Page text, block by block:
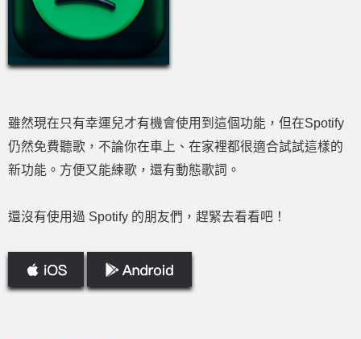
雖然現在只有幸運兒才有機會使用到這個功能，但在Spotify
仍然免費聽歌，不論你在車上、在家裡都很適合試試這樣的
新功能。方便又能練歌，還有動態歌詞。
還沒有使用過 Spotify 的朋友們，趕緊去看看吧！